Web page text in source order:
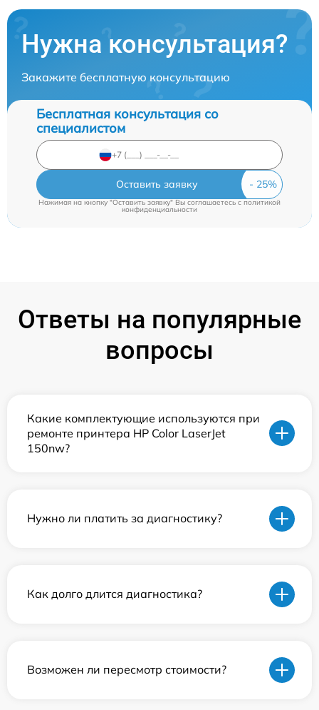
Нужна консультация?
Закажите бесплатную консультацию
Бесплатная консультация со
специалистом
Оставить заявку
Нажимая на кнопку "Оставить заявку" Вы соглашаетесь cполитикой
конфиденциальности
Ответы на популярные
вопросы
Какие комплектующие используются при
ремонте принтера HP Color LaserJet
150nw?
Нужно ли платить за диагностику?
Как долго длится диагностика?
Возможен ли пересмотр стоимости?